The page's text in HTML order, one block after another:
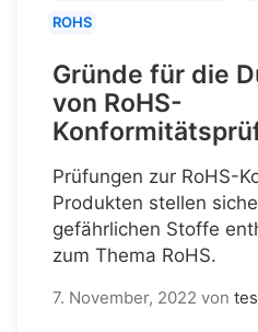
ROHS
Gründe für die
von RoHS-
Prüfungen zur RoHS-
Produkten stellen
gefährlichen Stoffe
zum Thema RoHS.
7. November, 2022 von